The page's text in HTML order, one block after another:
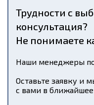
Трудности с
консультация?
Не понимаете
Наши менеджеры
Оставьте заявку и
с вами в